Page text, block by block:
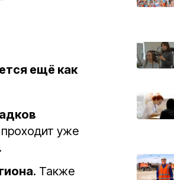
ещё как
уже
. Также